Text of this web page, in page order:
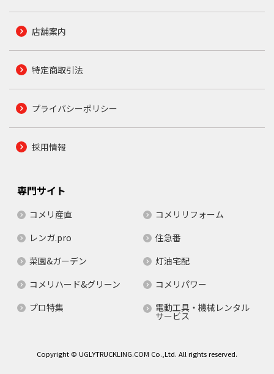
店舗案内
特定商取引法
プライバシーポリシー
採用情報
専門サイト
コメリ産直
コメリリフォーム
レンガ.pro
住急番
菜園&ガーデン
灯油宅配
コメリハード&グリーン
コメリパワー
プロ特集
電動工具・機械レンタル
サービス
Copyright © UGLYTRUCKLING.COM Co.,Ltd. All rights reserved.